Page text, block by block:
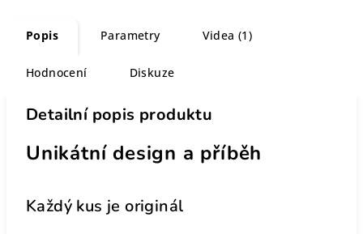
Popis Parametry Videa (1)
Hodnocení Diskuze
Detailní popis produktu
Unikátní design a příběh
Každý kus je originál